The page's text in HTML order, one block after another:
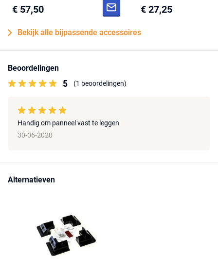
€ 57,50 € 27,25
Bekijk alle bijpassende accessoires
Beoordelingen
5 (1 beoordelingen)
Handig om panneel vast te leggen
30-06-2020
Alternatieven